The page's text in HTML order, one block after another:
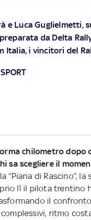
e Luca Guglielmetti,
da Delta
Italia, i vincitori del
chilometro dopo
sa scegliere il
“Piana di Rascino”,
lì il pilota trentino
il
ritmo